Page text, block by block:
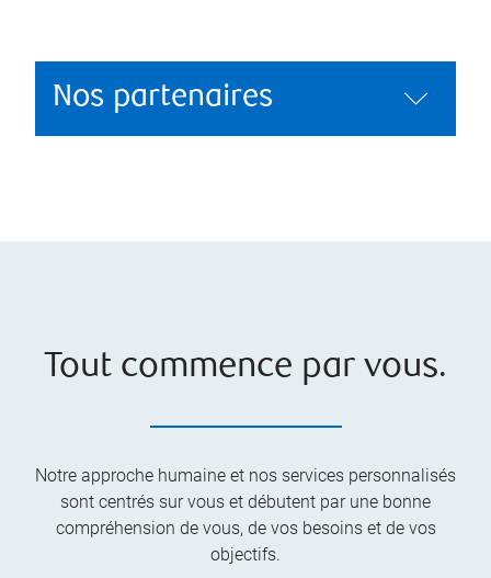
Nos partenaires
Tout commence par vous.
Notre approche humaine et nos services personnalisés
sont centrés sur vous et débutent par une bonne
compréhension de vous, de vos besoins et de vos
objectifs.